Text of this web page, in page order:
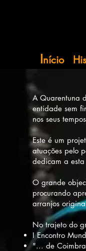
Início
A Quarentuna
entidade sem
nos seus
Este é um
atuações pelo
dedicam a esta
O grande
procurando
arranjos
No trajeto do
I Encontro
"... de